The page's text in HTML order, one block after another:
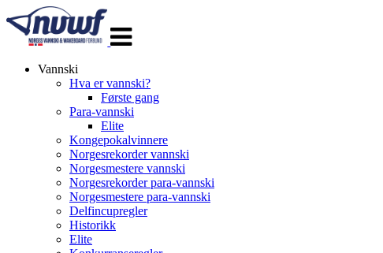
navigasjon
Vannski
Hva er vannski?
Første gang
Para-vannski
Elite
Kongepokalvinnere
Norgesrekorder vannski
Norgesmestere vannski
Norgesrekorder para-vannski
Norgesmestere para-vannski
Delfincupregler
Historikk
Elite